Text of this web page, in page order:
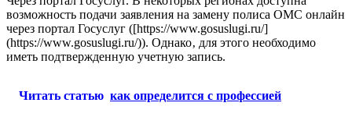
возможность подачи заявления на замену полиса ОМС онлайн
через портал Госуслуг ([https://www.gosuslugi.ru/]
(https://www.gosuslugi.ru/)). Однако‚ для этого необходимо
иметь подтвержденную учетную запись.
Читать статью как определится с профессией